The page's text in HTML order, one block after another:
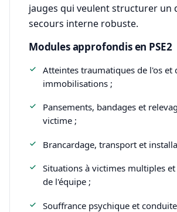
jauges qui veulent structurer un
secours interne robuste.
Modules approfondis en PSE2
Atteintes traumatiques de l'os et
immobilisations ;
Pansements, bandages et
victime ;
Brancardage, transport et
Situations à victimes multiples
de l'équipe ;
Souffrance psychique et